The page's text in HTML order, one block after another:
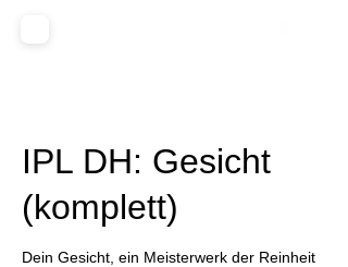
IPL DH: Gesicht
(komplett)
Dein Gesicht, ein Meisterwerk der Reinheit